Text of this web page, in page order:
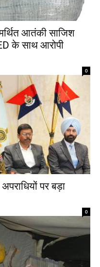
आतंकी साजिश
के साथ आरोपी
0
पर बड़ा
0